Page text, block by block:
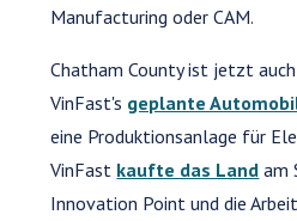
Manufacturing oder CAM.
Chatham County ist jetzt
VinFast's geplante
eine Produktionsanlage für
VinFast kaufte das Land am
Innovation Point und die